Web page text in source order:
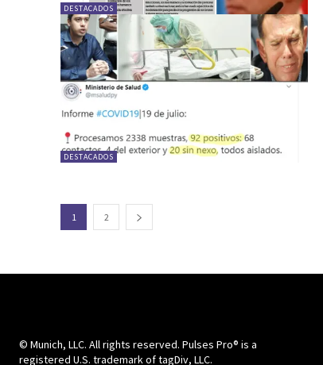
DESTACADOS
DESTACADOS
1 2
© Munich, LLC. All rights reserved. Pulses Pro® is a
registered U.S. trademark of tagDiv, LLC.